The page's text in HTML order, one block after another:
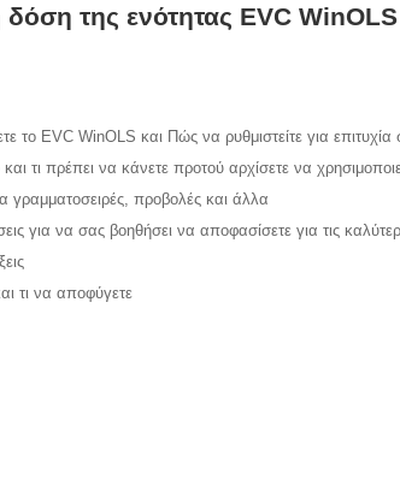
της ενότητας EVC
το EVC WinOLS και Πώς να ρυθμιστείτε για
τι πρέπει να κάνετε προτού αρχίσετε να
γραμματοσειρές, προβολές και άλλα
για να σας βοηθήσει να αποφασίσετε για τις
τι να αποφύγετε